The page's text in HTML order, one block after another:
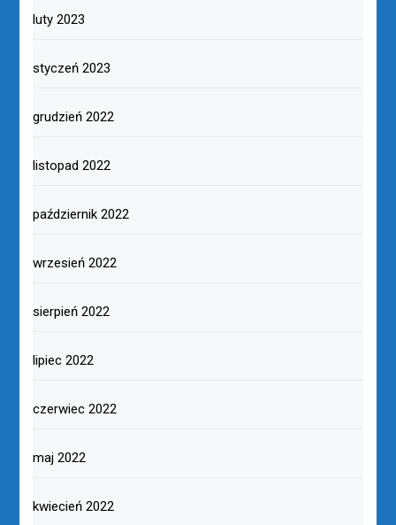
luty 2023
styczeń 2023
grudzień 2022
listopad 2022
październik 2022
wrzesień 2022
sierpień 2022
lipiec 2022
czerwiec 2022
maj 2022
kwiecień 2022